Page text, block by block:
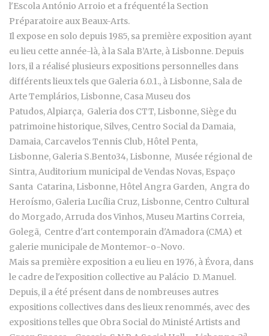
l'Escola António Arroio et a fréquenté la Section
Préparatoire aux Beaux-Arts.
Il expose en solo depuis 1985, sa première exposition ayant
eu lieu cette année-là, à la Sala B’Arte, à Lisbonne. Depuis
lors, il a réalisé plusieurs expositions personnelles dans
différents lieux tels que Galeria 6.0.1., à Lisbonne, Sala de
Arte Templários, Lisbonne, Casa Museu dos
Patudos, Alpiarça, Galeria dos CTT, Lisbonne, Siège du
patrimoine historique, Silves, Centro Social da Damaia,
Damaia, Carcavelos Tennis Club, Hôtel Penta,
Lisbonne, Galeria S.Bento34, Lisbonne, Musée régional de
Sintra, Auditorium municipal de Vendas Novas, Espaço
Santa Catarina, Lisbonne, Hôtel Angra Garden, Angra do
Heroísmo, Galeria Lucília Cruz, Lisbonne, Centro Cultural
do Morgado, Arruda dos Vinhos,Museu Martins Correia,
Golegã, Centre d'art contemporain d'Amadora (CMA) et
galerie municipale de Montemor-o-Novo.
Mais sa première exposition a eu lieu en 1976, à Évora, dans
le cadre de l'exposition collective au Palácio D. Manuel.
Depuis, il a été présent dans de nombreuses autres
expositions collectives dans des lieux renommés, avec des
expositions telles que Obra Social do Ministé Artists and